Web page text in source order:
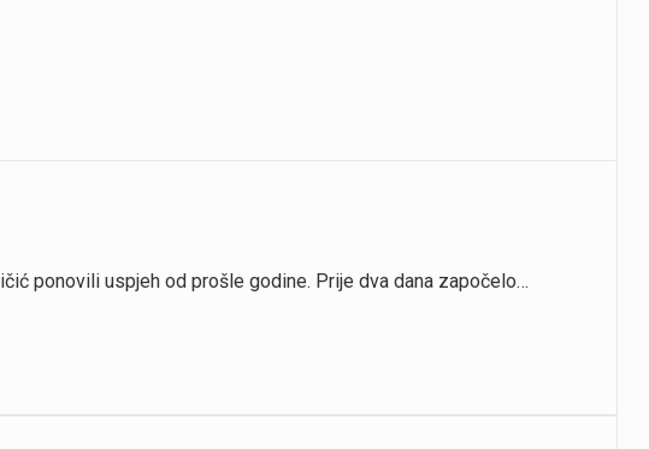
ponovili uspjeh od prošle godine. Prije dva dana započelo…